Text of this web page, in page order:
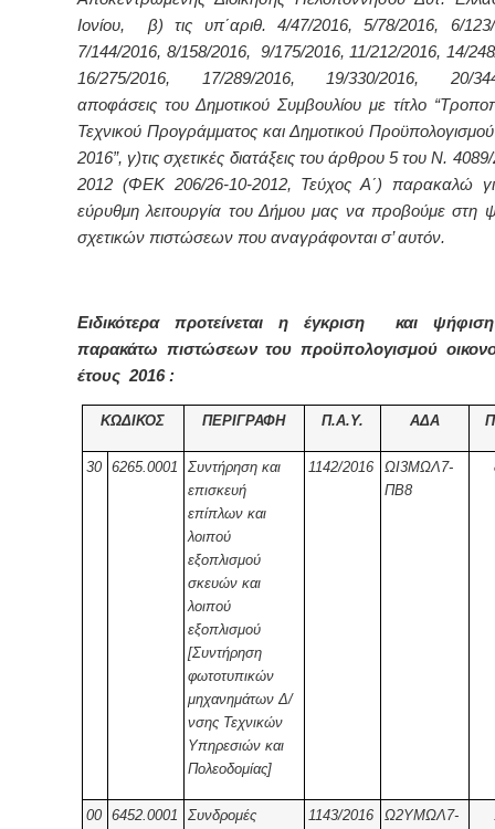
Ιονίου, β) τις υπ΄αριθ. 4/47/2016, 5/78/2016, 6/
7/144/2016, 8/158/2016, 9/175/2016, 11/212/2016, 14/
16/275/2016, 17/289/2016, 19/330/2016, 20/
αποφάσεις του Δημοτικού Συμβουλίου με τίτλο
Τεχνικού Προγράμματος και Δημοτικού
2016”, γ)τις σχετικές διατάξεις του άρθρου 5 του Ν.
2012 (ΦΕΚ 206/26-10-2012, Τεύχος Α΄) παρακαλώ
εύρυθμη λειτουργία του Δήμου μας να προβούμε στη
σχετικών πιστώσεων που αναγράφονται σ’ αυτόν.
Ειδικότερα προτείνεται η έγκριση και
παρακάτω πιστώσεων του προϋπολογισμού
έτους 2016 :
ΚΩΔΙΚΟΣ ΠΕΡΙΓΡΑΦΗ Π.Α.Υ. ΑΔΑ
30 6265.0001
Συντήρηση και
επισκευή
επίπλων και
λοιπού
εξοπλισμού
σκευών και
λοιπού
εξοπλισμού
[Συντήρηση
φωτοτυπικών
μηχανημάτων Δ/
νσης Τεχνικών
Υπηρεσιών και
Πολεοδομίας]
1142/2016
ΩΙ3ΜΩΛ7-
ΠΒ8
00 6452.0001
Συνδρομές
1143/2016
Ω2ΥΜΩΛ7-